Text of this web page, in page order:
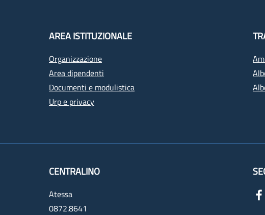
AREA ISTITUZIONALE
Organizzazione
Area dipendenti
Documenti e modulistica
Urp e privacy
CENTRALINO
Atessa
0872.8641